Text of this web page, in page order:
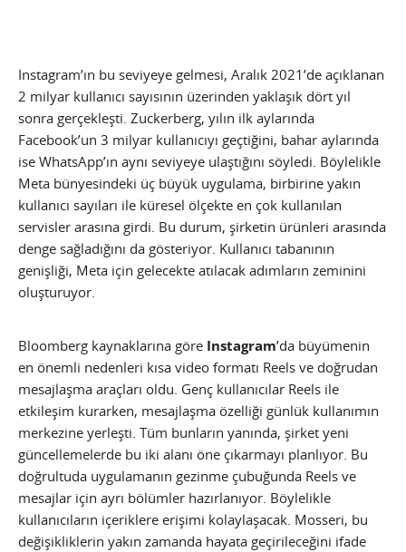
Instagram’ın bu seviyeye gelmesi, Aralık 2021’de açıklanan
2 milyar kullanıcı sayısının üzerinden yaklaşık dört yıl
sonra gerçekleşti. Zuckerberg, yılın ilk aylarında
Facebook’un 3 milyar kullanıcıyı geçtiğini, bahar aylarında
ise WhatsApp’ın aynı seviyeye ulaştığını söyledi. Böylelikle
Meta bünyesindeki üç büyük uygulama, birbirine yakın
kullanıcı sayıları ile küresel ölçekte en çok kullanılan
servisler arasına girdi. Bu durum, şirketin ürünleri arasında
denge sağladığını da gösteriyor. Kullanıcı tabanının
genişliği, Meta için gelecekte atılacak adımların zeminini
oluşturuyor.
Bloomberg kaynaklarına göre Instagram’da büyümenin
en önemli nedenleri kısa video formatı Reels ve doğrudan
mesajlaşma araçları oldu. Genç kullanıcılar Reels ile
etkileşim kurarken, mesajlaşma özelliği günlük kullanımın
merkezine yerleşti. Tüm bunların yanında, şirket yeni
güncellemelerde bu iki alanı öne çıkarmayı planlıyor. Bu
doğrultuda uygulamanın gezinme çubuğunda Reels ve
mesajlar için ayrı bölümler hazırlanıyor. Böylelikle
kullanıcıların içeriklere erişimi kolaylaşacak. Mosseri, bu
değişikliklerin yakın zamanda hayata geçirileceğini ifade